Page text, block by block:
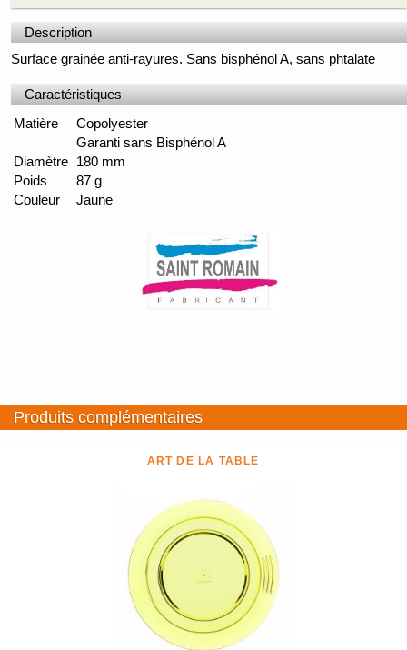
Description
Surface grainée anti-rayures. Sans bisphénol A, sans phtalate
Caractéristiques
Matière
Copolyester
Garanti sans Bisphénol A
Diamètre 180 mm
Poids
87 g
Couleur
Jaune
Produits complémentaires
ART DE LA TABLE